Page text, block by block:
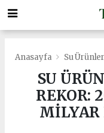
Anasayfa Su
SU
REKOR:
MİLYAR